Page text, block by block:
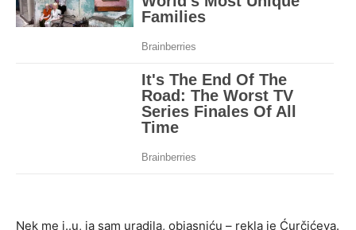
Nek me j..u, ja sam uradila, objasniću – rekla je Ćurčićeva.